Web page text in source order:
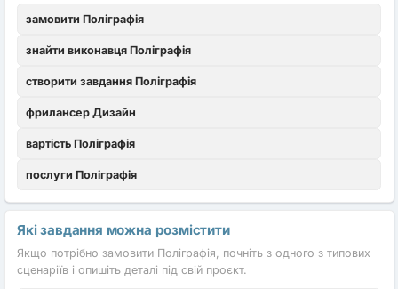
замовити Поліграфія
знайти виконавця Поліграфія
створити завдання Поліграфія
фрилансер Дизайн
вартість Поліграфія
послуги Поліграфія
Які завдання можна розмістити
Якщо потрібно замовити Поліграфія, почніть з одного з типових
сценаріїв і опишіть деталі під свій проєкт.